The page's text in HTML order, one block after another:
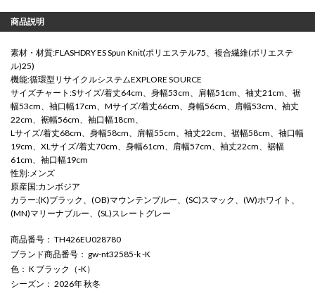
商品説明
素材・材質:FLASHDRY ES Spun Knit(ポリエステル75、複合繊維(ポリエステ
ル)25)
機能:循環型リサイクルシステムEXPLORE SOURCE
サイズチャート:Sサイズ/着丈64cm、身幅53cm、肩幅51cm、袖丈21cm、裾
幅53cm、袖口幅17cm、Mサイズ/着丈66cm、身幅56cm、肩幅53cm、袖丈
22cm、裾幅56cm、袖口幅18cm、
Lサイズ/着丈68cm、身幅58cm、肩幅55cm、袖丈22cm、裾幅58cm、袖口幅
19cm、XLサイズ/着丈70cm、身幅61cm、肩幅57cm、袖丈22cm、裾幅
61cm、袖口幅19cm
性別:メンズ
原産国:カンボジア
カラー:(K)ブラック、(OB)マウンテンブルー、(SC)スマック、(W)ホワイト、
(MN)マリーナブルー、(SL)スレートグレー
商品番号 ： TH426EU028780
ブランド商品番号 ： gw-nt32585-k -K
色 ： K ブラック（-K）
シーズン ： 2026年 秋冬